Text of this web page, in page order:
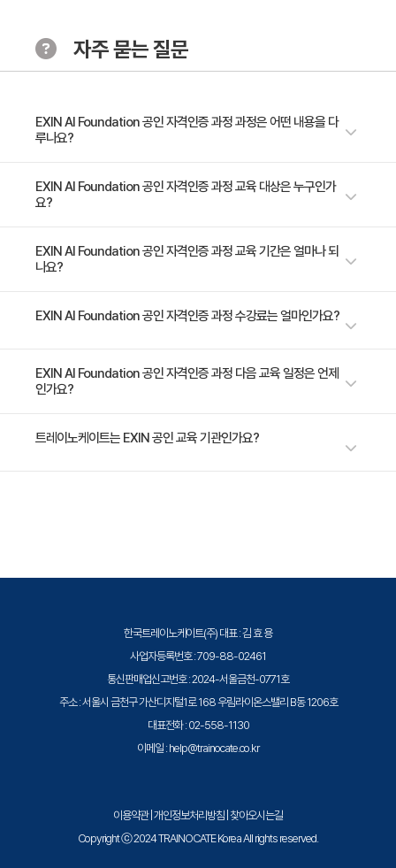
- 생성형 인공지능의 핵심 용어
- 조직 내 인공지능 활용 기회 파악
- 프로젝트 관리 방식
- AI 도입 시 필요한 지속적 거버넌스 활동
- AI가 사회와 미래에 미치는 영향
자주 묻는 질문
EXIN AI Foundation 공인 자격인증 과정 과정은 어떤 내용을 다
루나요?
EXIN은 네덜란드에 본사를 둔 국제 공인 자격증 기관으로, IT 및 디지털 역
량 인증 분야에서 오랜 역사와 권위를 자랑합니다. 이번에 Trainocate를 통
전환 가속화를 위한 최적의 교육입니다. 이 교육은 AI의 기본 개념과 원리를
이해하고, 조직 내 공통 언어를 형성하며, AI를 단순한 기술이 아닌 전략적 자
Copilot, RPA 등 최신 도구의 활용 능력을 높이고, AI 윤리 및 법적 기준,
EU 규제, 프라이버시 이슈 등 ESG 관점의 핵심 주제를 다룸으로써 조직의
바우처가 포함되어 있습니다.)
EXIN AI Foundation 공인 자격인증 과정 교육 대상은 누구인가
요?
비전공 일반직 직원: 전략기획, 인사, 마케팅, 운영 등 AI 도입을 고려 중인 조
직의 구성원 디지털 전환을 추진하는 기업의 전 직원 AI 윤리 및 규제에 관심
부서
EXIN AI Foundation 공인 자격인증 과정 교육 기간은 얼마나 되
나요?
2일 과정입니다. 상세 일정은 교육 페이지에서 확인하실 수 있습니다.
EXIN AI Foundation 공인 자격인증 과정 수강료는 얼마인가요?
수강료는 1,000,000원(VAT 별도)입니다. 고용보험 환급 및 기업 할인 혜택
이 적용될 수 있으니 자세한 내용은 트레이노케이트로 문의해 주세요.
EXIN AI Foundation 공인 자격인증 과정 다음 교육 일정은 언제
인가요?
가장 가까운 교육 일정은 2026년 08월 10일입니다. 최신 일정은
트레이노케이트는 EXIN 공인 교육 기관인가요?
한국트레이노케이트(주) 대표 : 김 효 용
사업자등록번호 : 709-88-02461
통신판매업신고번호 : 2024-서울금천-0771호
주소 : 서울시 금천구 가산디지털1로 168 우림라이온스밸리 B동 1206호
대표전화 : 02-558-1130
이메일 : help@trainocate.co.kr
이용약관| 개인정보처리방침 찾아오시는길
Copyright ⓒ 2024 TRAINOCATE Korea All rights reserved.